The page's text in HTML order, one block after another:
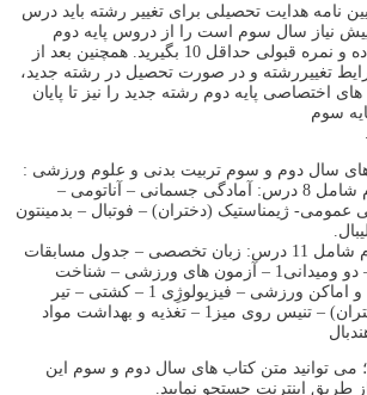
نامه هدایت تحصیلی برای تغییر رشته باید درس
نیاز سال سوم است را از دروس پایه دوم
امتحان داده و نمره قبولی حداقل 10 بگیرید. همچنین بعد از
تغییررشته و در صورت تحصیل در رشته جدید،
اختصاصی پایه دوم رشته جدید را نیز تا پایان
سوم
* پایه دوم شامل 8 درس: آمادگی جسمانی – آناتومی –
عمومی- ژیمناستیک (دختران) – فوتبال – بدمینتون
*پایه سوم شامل 11 درس: زبان تخصصی – جدول مسابقات
ورزشی – دو ومیدانی1 – آزمون های ورزشی – شناخت
تاسیسات و اماکن ورزشی – فیزیولوژِی 1 – کشتی – تیر
اندزی(دختران) – تنیس روی میز1 – تغذیه و بهداشت مواد
می توانید متن کتاب های سال دوم و سوم این
طریق اینترنت جستجو نمایید.